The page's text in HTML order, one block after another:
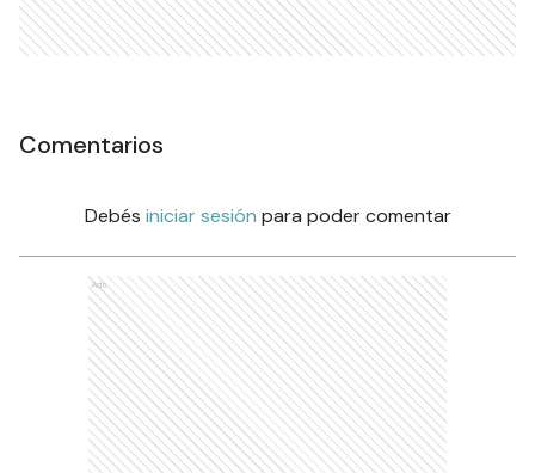
Comentarios
Debés iniciar sesión para poder comentar
Ads